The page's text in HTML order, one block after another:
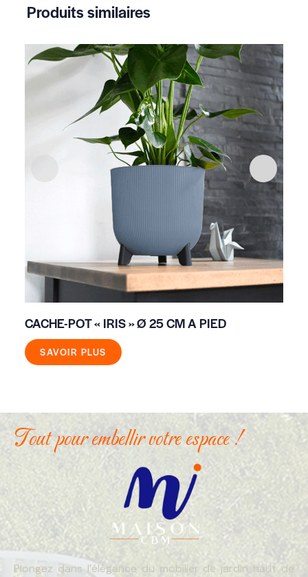
Produits similaires
CACHE-POT « IRIS » Ø 25 CM A PIED
SAVOIR PLUS
Tout pour embellir votre espace !
Plongez dans l’élégance du mobilier de jardin haut de